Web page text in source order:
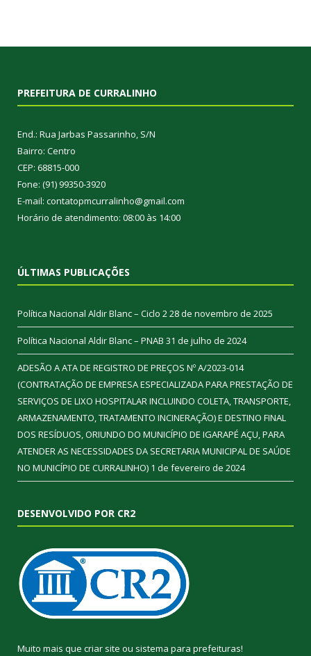
PREFEITURA DE CURRALINHO
End.: Rua Jarbas Passarinho, S/N
Bairro: Centro
CEP: 68815-000
Fone: (91) 99350-3920
E-mail: contatopmcurralinho@gmail.com
Horário de atendimento: 08:00 às 14:00
ÚLTIMAS PUBLICAÇÕES
Política Nacional Aldir Blanc – Ciclo 228 de novembro de 2025
Política Nacional Aldir Blanc – PNAB 31 de julho de 2024
ADESÃO A ATA DE REGISTRO DE PREÇOS Nº A/2023-014
(CONTRATAÇÃO DE EMPRESA ESPECIALIZADA PARA PRESTAÇÃO DE
SERVIÇOS DE LIXO HOSPITALAR INCLUINDO COLETA, TRANSPORTE,
ARMAZENAMENTO, TRATAMENTO INCINERAÇÃO) E DESTINO FINAL
DOS RESÍDUOS, ORIUNDO DO MUNICÍPIO DE IGARAPÉ AÇU, PARA
ATENDER AS NECESSIDADES DA SECRETARIA MUNICIPAL DE SAÚDE
NO MUNICÍPIO DE CURRALINHO) 1 de fevereiro de 2024
DESENVOLVIDO POR CR2
Muito mais que criar site ou sistema para prefeituras!